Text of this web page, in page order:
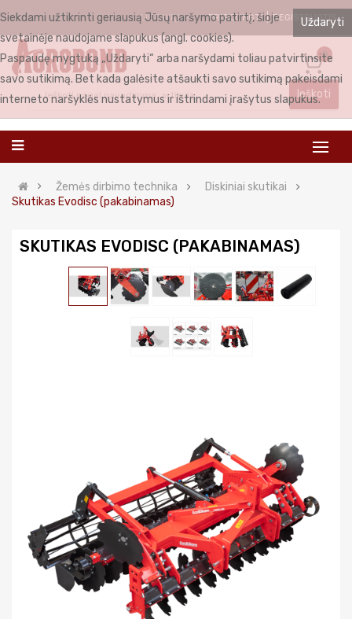
LIETUVIŲ PRISIJUNGTI REGISTRUOTIS
0
Ieškoti
Žemės dirbimo technika
Diskiniai skutikai
Skutikas Evodisc (pakabinamas)
SKUTIKAS EVODISC (PAKABINAMAS)
Uždaryti
Siekdami užtikrinti geriausią Jūsų naršymo patirtį, šioje
svetainėje naudojame slapukus (angl. cookies).
Paspaudę mygtuką „Uždaryti“ arba naršydami toliau patvirtinsite
savo sutikimą. Bet kada galėsite atšaukti savo sutikimą pakeisdami
interneto naršyklės nustatymus ir ištrindami įrašytus slapukus.